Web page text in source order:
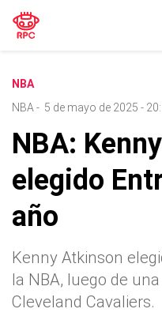
NBA
NBA - 5 de mayo de 2025 -
NBA:
elegido
año
Kenny Atkinson
la NBA, luego de
Cleveland Cavaliers.